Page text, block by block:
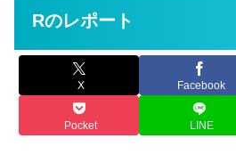
Rのレポート
X Facebook
Pocket LINE